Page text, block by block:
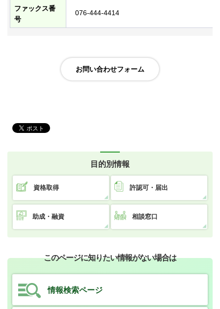
ファックス番
号
076-444-4414
目的別情報
資格取得 許認可・届出
助成・融資 相談窓口
このページに知りたい情報がない場合は
情報検索ページ